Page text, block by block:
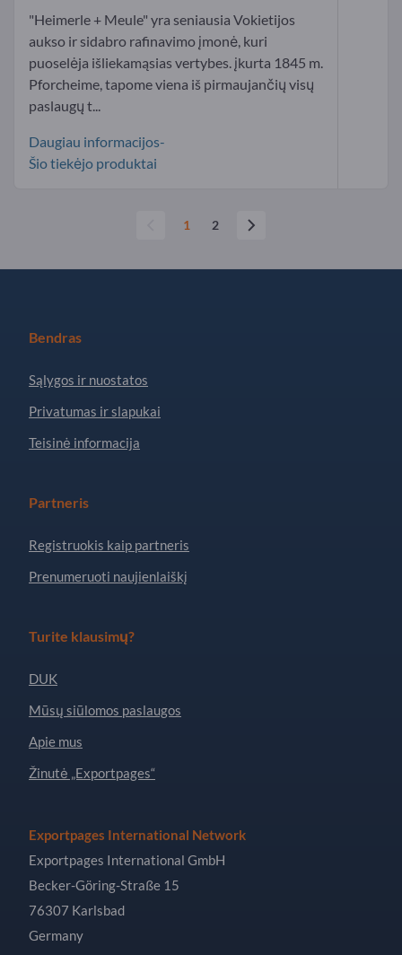
"Heimerle + Meule" yra seniausia Vokietijos
aukso ir sidabro rafinavimo įmonė, kuri
puoselėja išliekamąsias vertybes. įkurta 1845 m.
Pforcheime, tapome viena iš pirmaujančių visų
paslaugų t...
Daugiau informacijos-
Šio tiekėjo produktai
1 2
Bendras
Sąlygos ir nuostatos
Privatumas ir slapukai
Teisinė informacija
Partneris
Registruokis kaip partneris
Prenumeruoti naujienlaiškį
Turite klausimų?
DUK
Mūsų siūlomos paslaugos
Apie mus
Žinutė „Exportpages“
Exportpages International Network
Exportpages International GmbH
Becker-Göring-Straße 15
76307 Karlsbad
Germany